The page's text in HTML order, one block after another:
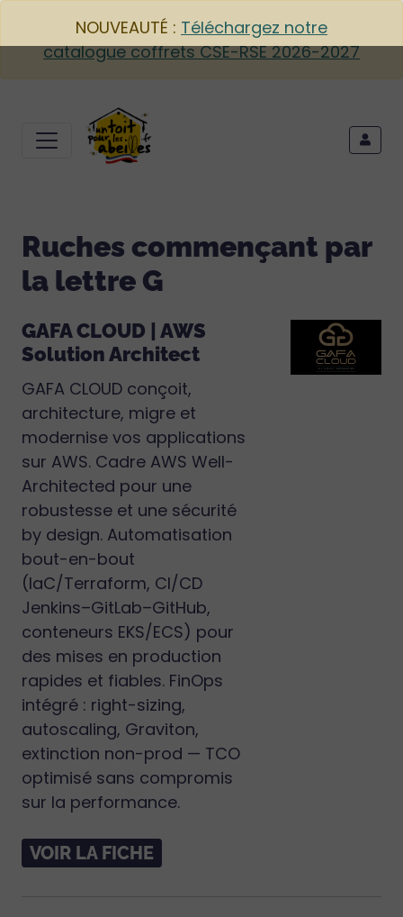
NOUVEAUTÉ : Téléchargez notre
catalogue coffrets CSE-RSE 2026-2027
Ruches commençant par
la lettre G
GAFA CLOUD | AWS
Solution Architect
GAFA CLOUD conçoit,
architecture, migre et
modernise vos applications
sur AWS. Cadre AWS Well-
Architected pour une
robustesse et une sécurité
by design. Automatisation
bout-en-bout
(IaC/Terraform, CI/CD
Jenkins–GitLab–GitHub,
conteneurs EKS/ECS) pour
des mises en production
rapides et fiables. FinOps
intégré : right-sizing,
autoscaling, Graviton,
extinction non-prod — TCO
optimisé sans compromis
sur la performance.
VOIR LA FICHE